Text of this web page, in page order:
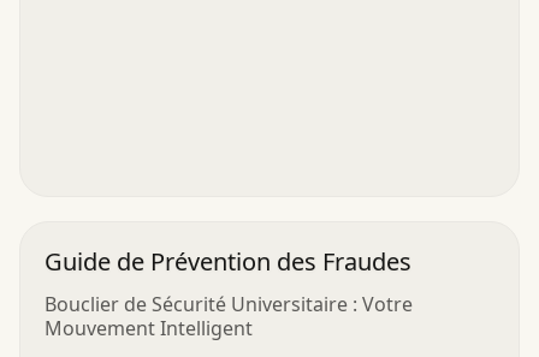
Guide de Prévention des Fraudes
Bouclier de Sécurité Universitaire : Votre
Mouvement Intelligent